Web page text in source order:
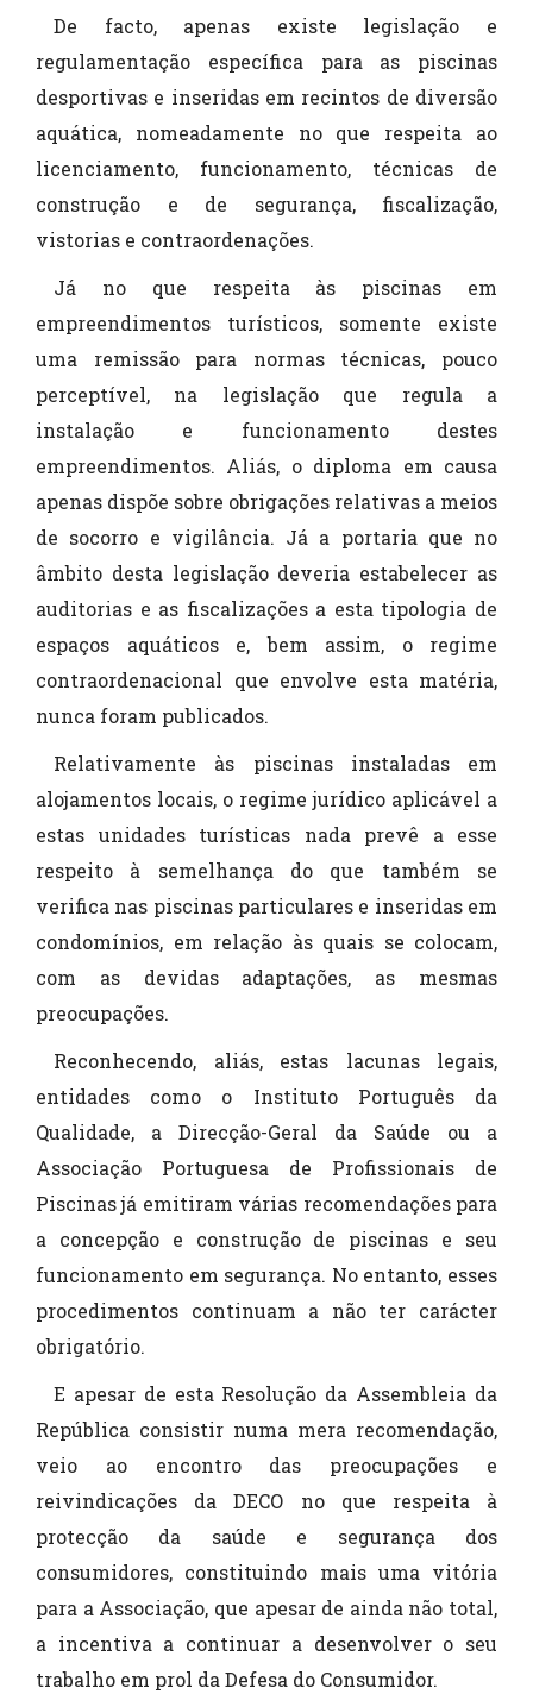
De facto, apenas existe legislação e
regulamentação específica para as piscinas
desportivas e inseridas em recintos de diversão
aquática, nomeadamente no que respeita ao
licenciamento, funcionamento, técnicas de
construção e de segurança, fiscalização,
vistorias e contraordenações.
Já no que respeita às piscinas em
empreendimentos turísticos, somente existe
uma remissão para normas técnicas, pouco
perceptível, na legislação que regula a
instalação e funcionamento destes
empreendimentos. Aliás, o diploma em causa
apenas dispõe sobre obrigações relativas a meios
de socorro e vigilância. Já a portaria que no
âmbito desta legislação deveria estabelecer as
auditorias e as fiscalizações a esta tipologia de
espaços aquáticos e, bem assim, o regime
contraordenacional que envolve esta matéria,
nunca foram publicados.
Relativamente às piscinas instaladas em
alojamentos locais, o regime jurídico aplicável a
estas unidades turísticas nada prevê a esse
respeito à semelhança do que também se
verifica nas piscinas particulares e inseridas em
condomínios, em relação às quais se colocam,
com as devidas adaptações, as mesmas
preocupações.
Reconhecendo, aliás, estas lacunas legais,
entidades como o Instituto Português da
Qualidade, a Direcção-Geral da Saúde ou a
Associação Portuguesa de Profissionais de
Piscinas já emitiram várias recomendações para
a concepção e construção de piscinas e seu
funcionamento em segurança. No entanto, esses
procedimentos continuam a não ter carácter
obrigatório.
E apesar de esta Resolução da Assembleia da
República consistir numa mera recomendação,
veio ao encontro das preocupações e
reivindicações da DECO no que respeita à
protecção da saúde e segurança dos
consumidores, constituindo mais uma vitória
para a Associação, que apesar de ainda não total,
a incentiva a continuar a desenvolver o seu
trabalho em prol da Defesa do Consumidor.